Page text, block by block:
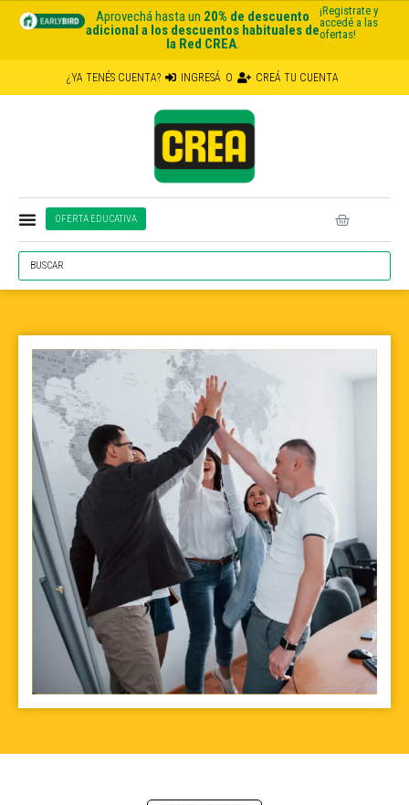
Aprovechá hasta un 20% de descuento
adicional a los descuentos habituales de
la Red CREA.
¡Registrate y
accedé a las
ofertas!
¿YA TENÉS CUENTA? INGRESÁ O CREÁ TU CUENTA
OFERTA EDUCATIVA